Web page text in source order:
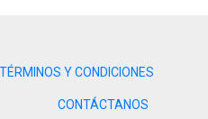
TÉRMINOS Y CONDICIONES
CONTÁCTANOS